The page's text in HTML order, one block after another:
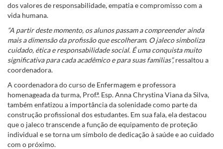
dos valores de responsabilidade, empatia e compromisso com a
vida humana.
“A partir deste momento, os alunos passam a compreender ainda
mais a dimensão da profissão que escolheram. O jaleco simboliza
cuidado, ética e responsabilidade social. É uma conquista muito
significativa para cada acadêmico e para suas famílias”,ressaltou a
coordenadora.
A coordenadora do curso de Enfermagem e professora
homenageada da turma, Prof.ª. Esp. Anna Chrystina Viana da Silva,
também enfatizou a importância da solenidade como parte da
construção profissional dos estudantes. Em sua fala, ela destacou
que o jaleco transcende a função de equipamento de proteção
individual e se torna um símbolo de dedicação à saúde e ao cuidado
com o próximo.